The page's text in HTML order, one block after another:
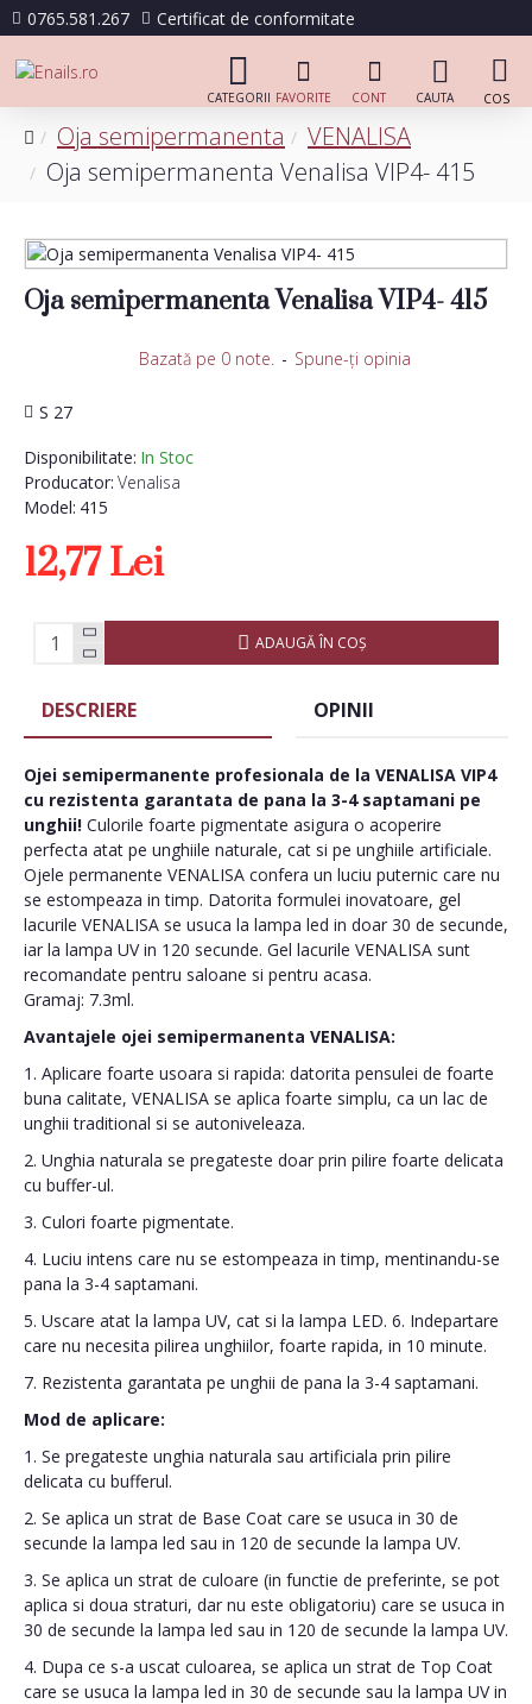
0765.581.267 Certificat de conformitate
Oja semipermanenta
VENALISA
Oja semipermanenta Venalisa VIP4- 415
Oja semipermanenta Venalisa VIP4- 415
Disponibilitate: In Stoc
Producator: Venalisa
Model: 415
S 27
Bazată pe 0 note. - Spune-ţi opinia
12,77 Lei
ADAUGĂ ÎN COŞ
DESCRIERE OPINII
Ojei semipermanente profesionala de la VENALISA VIP4
cu rezistenta garantata de pana la 3-4 saptamani pe
unghii! Culorile foarte pigmentate asigura o acoperire
perfecta atat pe unghiile naturale, cat si pe unghiile artificiale.
Ojele permanente VENALISA confera un luciu puternic care nu
se estompeaza in timp. Datorita formulei inovatoare, gel
lacurile VENALISA se usuca la lampa led in doar 30 de secunde,
iar la lampa UV in 120 secunde. Gel lacurile VENALISA sunt
recomandate pentru saloane si pentru acasa.
Gramaj: 7.3ml.
Avantajele ojei semipermanenta VENALISA:
1. Aplicare foarte usoara si rapida: datorita pensulei de foarte
buna calitate, VENALISA se aplica foarte simplu, ca un lac de
unghii traditional si se autoniveleaza.
2. Unghia naturala se pregateste doar prin pilire foarte delicata
cu buffer-ul.
3. Culori foarte pigmentate.
4. Luciu intens care nu se estompeaza in timp, mentinandu-se
pana la 3-4 saptamani.
5. Uscare atat la lampa UV, cat si la lampa LED. 6. Indepartare
care nu necesita pilirea unghiilor, foarte rapida, in 10 minute.
7. Rezistenta garantata pe unghii de pana la 3-4 saptamani.
Mod de aplicare:
1. Se pregateste unghia naturala sau artificiala prin pilire
delicata cu bufferul.
2. Se aplica un strat de Base Coat care se usuca in 30 de
secunde la lampa led sau in 120 de secunde la lampa UV.
3. Se aplica un strat de culoare (in functie de preferinte, se pot
aplica si doua straturi, dar nu este obligatoriu) care se usuca in
30 de secunde la lampa led sau in 120 de secunde la lampa UV.
4. Dupa ce s-a uscat culoarea, se aplica un strat de Top Coat
care se usuca la lampa led in 30 de secunde sau la lampa UV in